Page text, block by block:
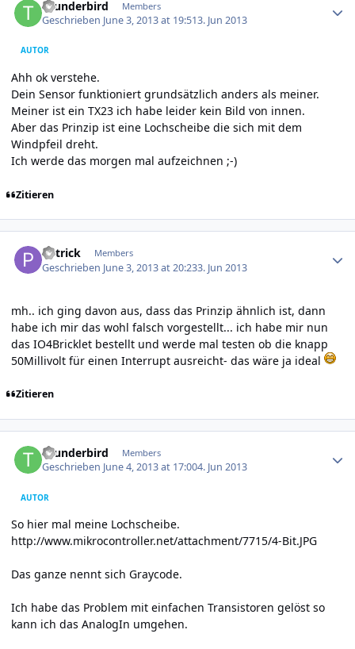
thunderbird Members
Geschrieben June 3, 2013 at 19:513. Jun 2013
AUTOR
Ahh ok verstehe.
Dein Sensor funktioniert grundsätzlich anders als meiner.
Meiner ist ein TX23 ich habe leider kein Bild von innen.
Aber das Prinzip ist eine Lochscheibe die sich mit dem
Windpfeil dreht.
Ich werde das morgen mal aufzeichnen ;-)
Zitieren
P4trick Members
Geschrieben June 3, 2013 at 20:233. Jun 2013
mh.. ich ging davon aus, dass das Prinzip ähnlich ist, dann
habe ich mir das wohl falsch vorgestellt... ich habe mir nun
das IO4Bricklet bestellt und werde mal testen ob die knapp
50Millivolt für einen Interrupt ausreicht- das wäre ja ideal
Zitieren
thunderbird Members
Geschrieben June 4, 2013 at 17:004. Jun 2013
AUTOR
So hier mal meine Lochscheibe.
http://www.mikrocontroller.net/attachment/7715/4-Bit.JPG
Das ganze nennt sich Graycode.
Ich habe das Problem mit einfachen Transistoren gelöst so
kann ich das AnalogIn umgehen.